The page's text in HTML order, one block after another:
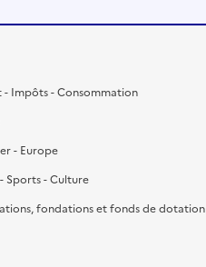
- Impôts - Consommation
- Europe
Sports - Culture
fondations et fonds de dotation